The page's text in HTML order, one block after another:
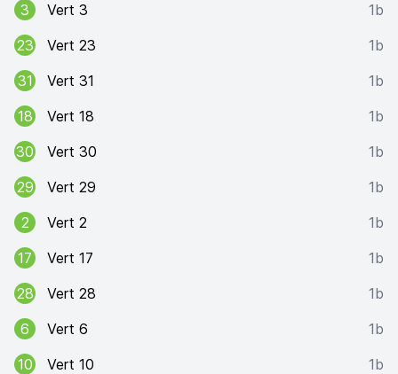
3
Vert 3
1b
23
Vert 23
1b
31
Vert 31
1b
18
Vert 18
1b
30
Vert 30
1b
29
Vert 29
1b
2
Vert 2
1b
17
Vert 17
1b
28
Vert 28
1b
6
Vert 6
1b
10
Vert 10
1b